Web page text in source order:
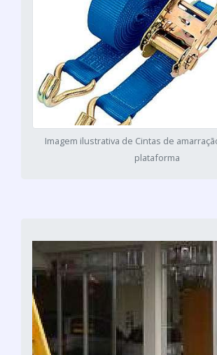
Imagem ilustrativa de Cintas de
plataforma